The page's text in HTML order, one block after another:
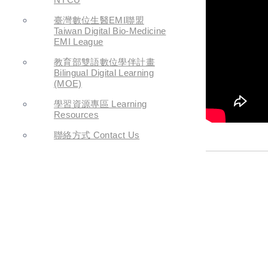
臺灣數位生醫EMI聯盟
Taiwan Digital Bio-Medicine
EMI League
教育部雙語數位學伴計畫
Bilingual Digital Learning
(MOE)
學習資源專區 Learning
Resources
聯絡方式 Contact Us